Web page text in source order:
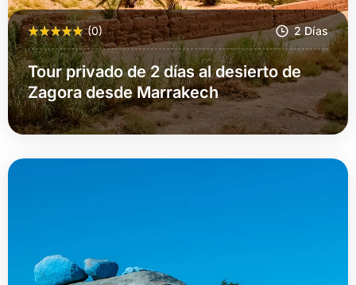
(0) 2 Días
Tour privado de 2 días al desierto de
Zagora desde Marrakech